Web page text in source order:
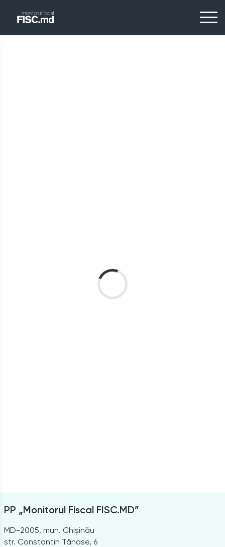
PP „Monitorul Fiscal FISC.MD”
MD-2005, mun. Chișinău
str. Constantin Tănase, 6